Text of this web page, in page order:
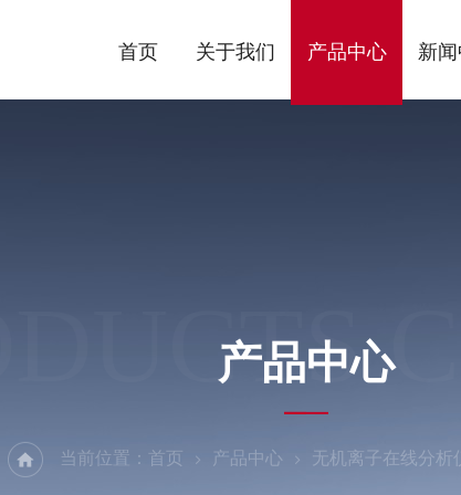
首页 关于我们 产品中心 新
产品中心
当前位置： 首页 产品中心 无机离子在线分析